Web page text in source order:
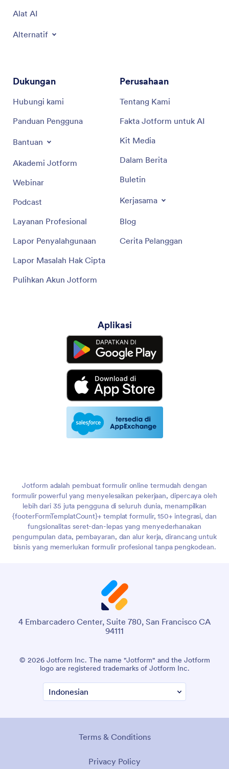
Alat AI
Alternatif
Dukungan
Hubungi kami
Panduan Pengguna
Bantuan
Akademi Jotform
Webinar
Podcast
Layanan Profesional
Lapor Penyalahgunaan
Lapor Masalah Hak Cipta
Pulihkan Akun Jotform
Perusahaan
Tentang Kami
Fakta Jotform untuk AI
Kit Media
Dalam Berita
Buletin
Kerjasama
Blog
Cerita Pelanggan
Aplikasi
Jotform adalah pembuat formulir online termudah dengan
formulir powerful yang menyelesaikan pekerjaan, dipercaya oleh
lebih dari 35 juta pengguna di seluruh dunia, menampilkan
{footerFormTemplatCount}+ templat formulir, 150+ integrasi, dan
fungsionalitas seret-dan-lepas yang menyederhanakan
pengumpulan data, pembayaran, dan alur kerja, dirancang untuk
bisnis yang memerlukan formulir profesional tanpa pengkodean.
4 Embarcadero Center, Suite 780, San Francisco CA
94111
© 2026 Jotform Inc. The name "Jotform" and the Jotform
logo are registered trademarks of Jotform Inc.
Terms & Conditions
Privacy Policy